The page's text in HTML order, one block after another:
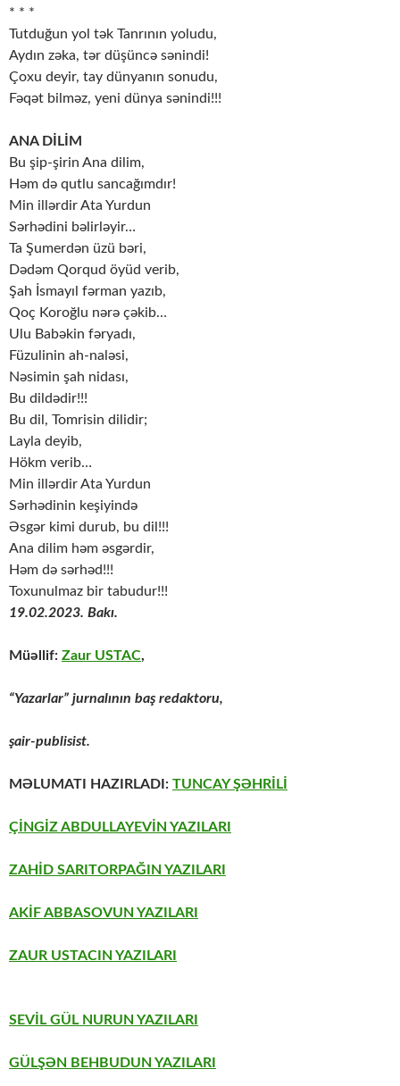
* * *
Tutduğun yol tək Tanrının yoludu,
Aydın zəka, tər düşüncə sənindi!
Çoxu deyir, tay dünyanın sonudu,
Fəqət bilməz, yeni dünya sənindi!!!
ANA DİLİM
Bu şip-şirin Ana dilim,
Həm də qutlu sancağımdır!
Min illərdir Ata Yurdun
Sərhədini bəlirləyir…
Ta Şumerdən üzü bəri,
Dədəm Qorqud öyüd verib,
Şah İsmayıl fərman yazıb,
Qoç Koroğlu nərə çəkib…
Ulu Babəkin fəryadı,
Füzulinin ah-naləsi,
Nəsimin şah nidası,
Bu dildədir!!!
Bu dil, Tomrisin dilidir;
Layla deyib,
Hökm verib…
Min illərdir Ata Yurdun
Sərhədinin keşiyində
Əsgər kimi durub, bu dil!!!
Ana dilim həm əsgərdir,
Həm də sərhəd!!!
Toxunulmaz bir tabudur!!!
19.02.2023. Bakı.
Müəllif: Zaur USTAC,
“Yazarlar” jurnalının baş redaktoru,
şair-publisist.
MƏLUMATI HAZIRLADI: TUNCAY ŞƏHRİLİ
ÇİNGİZ ABDULLAYEVİN YAZILARI
ZAHİD SARITORPAĞIN YAZILARI
AKİF ABBASOVUN YAZILARI
ZAUR USTACIN YAZILARI
SEVİL GÜL NURUN YAZILARI
GÜLŞƏN BEHBUDUN YAZILARI